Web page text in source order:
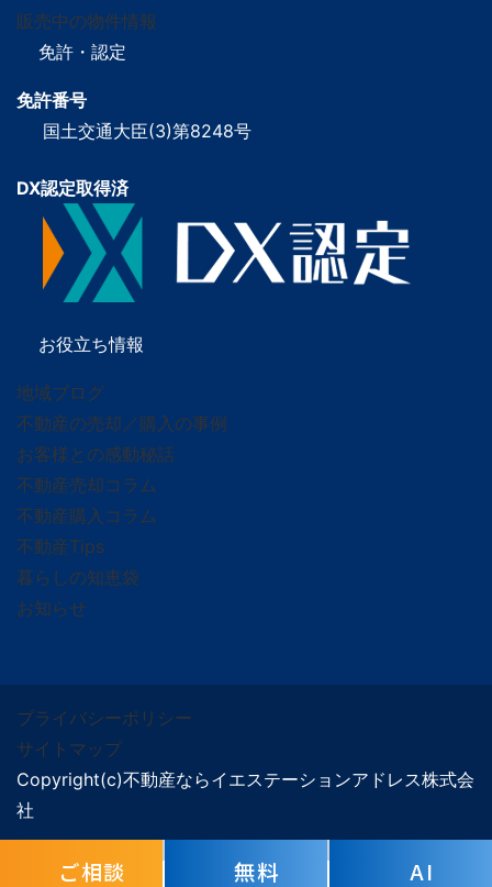
販売中の物件情報
免許・認定
免許番号
国土交通大臣(3)第8248号
DX認定取得済
お役立ち情報
地域ブログ
不動産の売却／購入の事例
お客様との感動秘話
不動産売却コラム
不動産購入コラム
不動産Tips
暮らしの知恵袋
お知らせ
プライバシーポリシー
サイトマップ
Copyright(c)不動産ならイエステーションアドレス株式会
社
ご相談
無料
AI